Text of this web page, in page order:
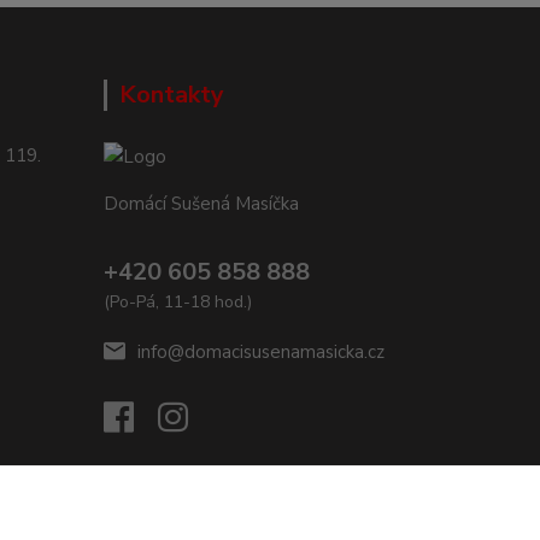
119.
Kontakty
Domácí Sušená Masíčka
+420 605 858 888
(Po-Pá, 11-18 hod.)
info@domacisusenamasicka.cz